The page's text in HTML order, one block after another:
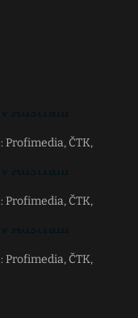
Profimedia, ČTK,
Profimedia, ČTK,
Profimedia, ČTK,